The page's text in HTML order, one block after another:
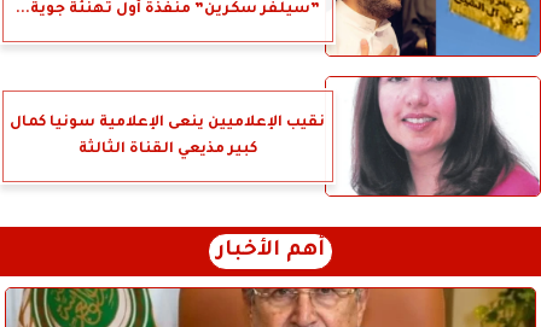
”سيلفر سكرين” منفذة أول تهنئة جوية...
نقيب الإعلاميين ينعى الإعلامية سونيا كمال
كبير مذيعي القناة الثالثة
أهم الأخبار